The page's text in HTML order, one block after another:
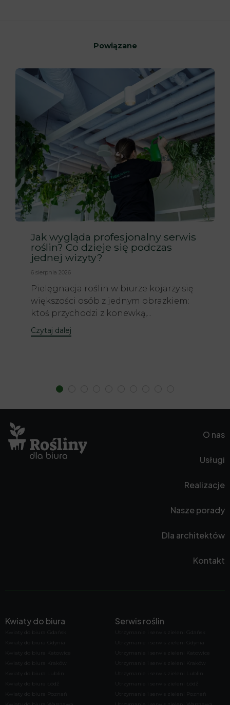
Powiązane
Jak wygląda profesjonalny serwis
roślin? Co dzieje się podczas
jednej wizyty?
6 sierpnia 2026
Pielęgnacja roślin w biurze kojarzy się
większości osób z jednym obrazkiem:
ktoś przychodzi z konewką,...
Czytaj dalej
O nas
Usługi
Realizacje
Nasze porady
Dla architektów
Kontakt
Kwiaty do biura
Kwiaty do biura Gdańsk
Kwiaty do biura Gdynia
Kwiaty do biura Katowice
Kwiaty do biura Kraków
Kwiaty do biura Lublin
Kwiaty do biura Łódź
Kwiaty do biura Poznań
Serwis roślin
Utrzymanie i serwis zieleni Gdańsk
Utrzymanie i serwis zieleni Gdynia
Utrzymanie i serwis zieleni Katowice
Utrzymanie i serwis zieleni Kraków
Utrzymanie i serwis zieleni Lublin
Utrzymanie i serwis zieleni Łódź
Utrzymanie i serwis zieleni Poznań